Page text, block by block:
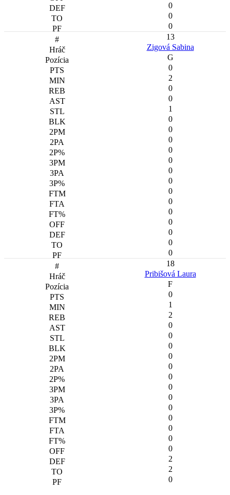
0
0
0
13
Zigová Sabina
G
0
2
0
0
1
0
0
0
0
0
0
0
0
0
0
0
0
0
0
18
Pribišová Laura
F
0
1
2
0
0
0
0
0
0
0
0
0
0
0
0
0
2
2
0